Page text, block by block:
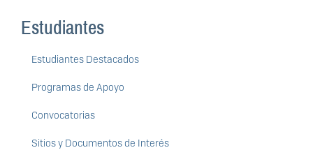
Estudiantes
Estudiantes Destacados
Programas de Apoyo
Convocatorias
Sitios y Documentos de Interés